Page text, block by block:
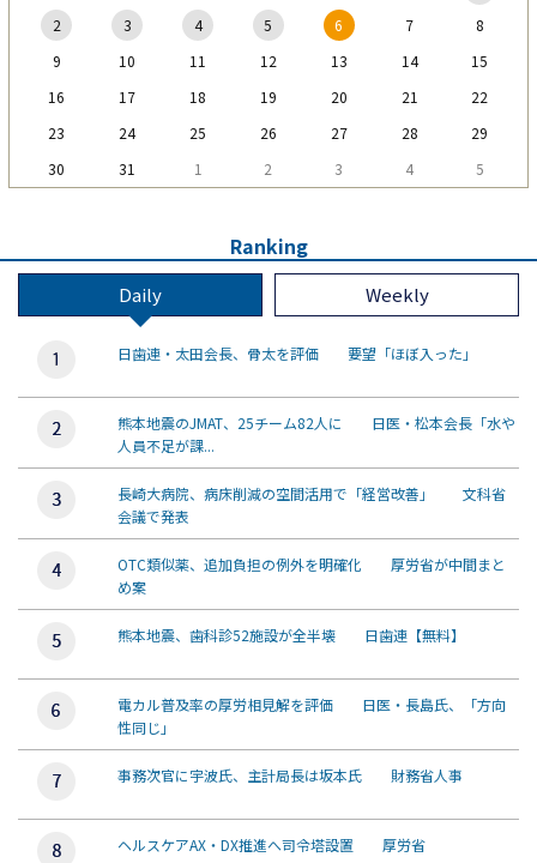
2
3 4 5 6 7
8
9
10 11 12 13 14
15
16
17 18 19 20 21
22
23
24 25 26 27 28
29
30
31 1 2 3 4 5
Ranking
Daily Weekly
日歯連・太田会長、骨太を評価 要望「ほぼ入った」
熊本地震のJMAT、25チーム82人に 日医・松本会長「水や
人員不足が課...
長崎大病院、病床削減の空間活用で「経営改善」 文科省
会議で発表
OTC類似薬、追加負担の例外を明確化 厚労省が中間まと
め案
熊本地震、歯科診52施設が全半壊 日歯連【無料】
電カル普及率の厚労相見解を評価 日医・長島氏、「方向
性同じ」
事務次官に宇波氏、主計局長は坂本氏 財務省人事
ヘルスケアAX・DX推進へ司令塔設置 厚労省